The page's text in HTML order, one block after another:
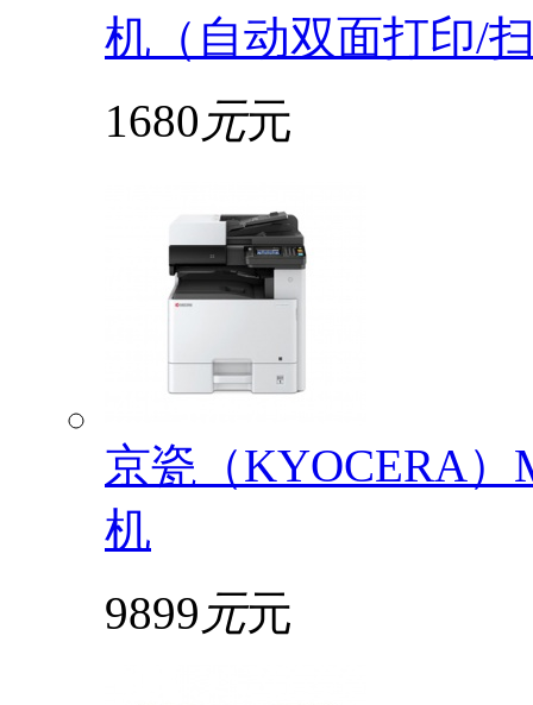
机（自动双面打印/
1680 元元
京瓷（KYOCERA）
机
9899 元元